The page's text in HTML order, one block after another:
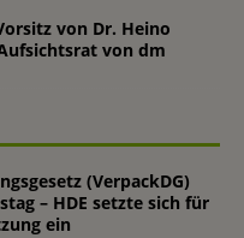
von Dr. Heino
von dm
(VerpackDG)
– HDE setzte sich für
ein